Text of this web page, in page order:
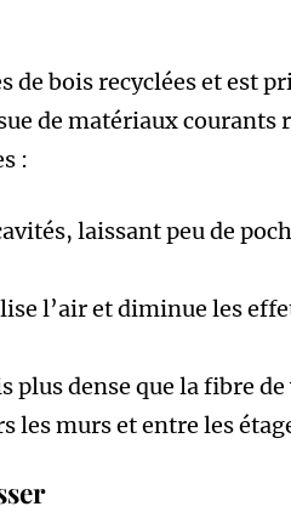
de bois recyclées et est
de matériaux courants
:
laissant peu de
l’air et diminue les
dense que la fibre de
les murs et entre les